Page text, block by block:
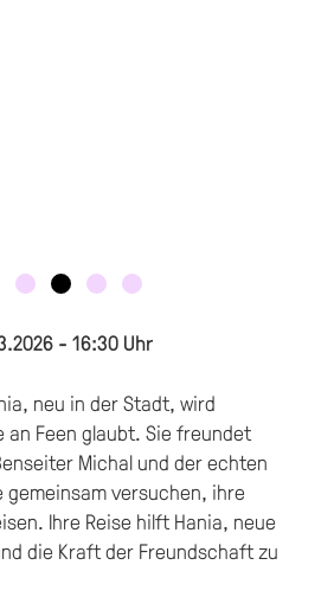
- 16:30 Uhr
neu in der Stadt, wird
an Feen glaubt. Sie freundet
Michal und der echten
gemeinsam versuchen, ihre
Ihre Reise hilft Hania, neue
die Kraft der Freundschaft zu